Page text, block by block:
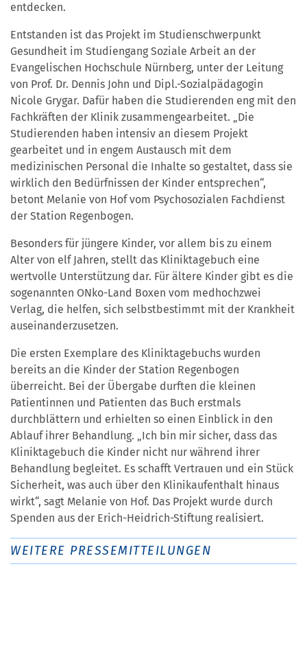
entdecken.
Entstanden ist das Projekt im Studienschwerpunkt
Gesundheit im Studiengang Soziale Arbeit an der
Evangelischen Hochschule Nürnberg, unter der Leitung
von Prof. Dr. Dennis John und Dipl.-Sozialpädagogin
Nicole Grygar. Dafür haben die Studierenden eng mit den
Fachkräften der Klinik zusammengearbeitet. „Die
Studierenden haben intensiv an diesem Projekt
gearbeitet und in engem Austausch mit dem
medizinischen Personal die Inhalte so gestaltet, dass sie
wirklich den Bedürfnissen der Kinder entsprechen“,
betont Melanie von Hof vom Psychosozialen Fachdienst
der Station Regenbogen.
Besonders für jüngere Kinder, vor allem bis zu einem
Alter von elf Jahren, stellt das Kliniktagebuch eine
wertvolle Unterstützung dar. Für ältere Kinder gibt es die
sogenannten ONko-Land Boxen vom medhochzwei
Verlag, die helfen, sich selbstbestimmt mit der Krankheit
auseinanderzusetzen.
Die ersten Exemplare des Kliniktagebuchs wurden
bereits an die Kinder der Station Regenbogen
überreicht. Bei der Übergabe durften die kleinen
Patientinnen und Patienten das Buch erstmals
durchblättern und erhielten so einen Einblick in den
Ablauf ihrer Behandlung. „Ich bin mir sicher, dass das
Kliniktagebuch die Kinder nicht nur während ihrer
Behandlung begleitet. Es schafft Vertrauen und ein Stück
Sicherheit, was auch über den Klinikaufenthalt hinaus
wirkt“, sagt Melanie von Hof. Das Projekt wurde durch
Spenden aus der Erich-Heidrich-Stiftung realisiert.
WEITERE PRESSEMITTEILUNGEN